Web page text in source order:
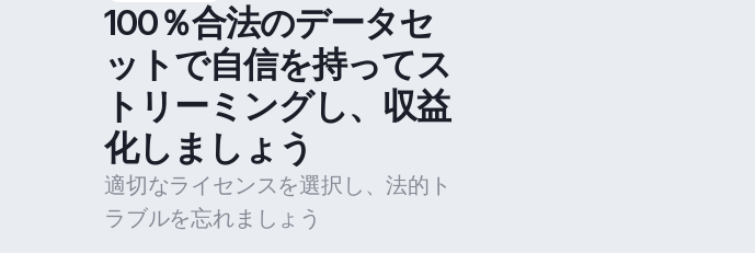
100％合法のデータセ
ットで自信を持ってス
トリーミングし、収益
化しましょう
適切なライセンスを選択し、法的ト
ラブルを忘れましょう